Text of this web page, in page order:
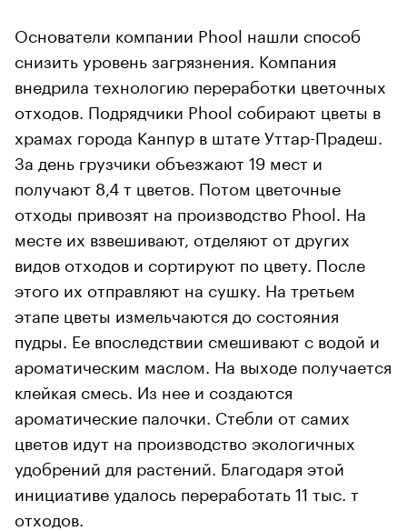
Основатели компании Phool нашли способ
снизить уровень загрязнения. Компания
внедрила технологию переработки цветочных
отходов. Подрядчики Phool собирают цветы в
храмах города Канпур в штате Уттар-Прадеш.
За день грузчики объезжают 19 мест и
получают 8,4 т цветов. Потом цветочные
отходы привозят на производство Phool. На
месте их взвешивают, отделяют от других
видов отходов и сортируют по цвету. После
этого их отправляют на сушку. На третьем
этапе цветы измельчаются до состояния
пудры. Ее впоследствии смешивают с водой и
ароматическим маслом. На выходе получается
клейкая смесь. Из нее и создаются
ароматические палочки. Стебли от самих
цветов идут на производство экологичных
удобрений для растений. Благодаря этой
инициативе удалось переработать 11 тыс. т
отходов.